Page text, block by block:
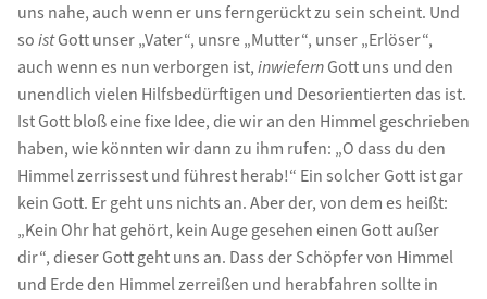
uns nahe, auch wenn er uns ferngerückt zu sein scheint. Und
soistGott unser „Vater“, unsre „Mutter“, unser „Erlöser“,
auch wenn es nun verborgen ist,inwiefernGott uns und den
unendlich vielen Hilfsbedürftigen und Desorientierten das ist.
Ist Gott bloß eine fixe Idee, die wir an den Himmel geschrieben
haben, wie könnten wir dann zu ihm rufen: „O dass du den
Himmel zerrissest und führest herab!“ Ein solcher Gott ist gar
kein Gott. Er geht uns nichts an. Aber der, von dem es heißt:
„Kein Ohr hat gehört, kein Auge gesehen einen Gott außer
dir“, dieser Gott geht uns an. Dass der Schöpfer von Himmel
und Erde den Himmel zerreißen und herabfahren sollte in